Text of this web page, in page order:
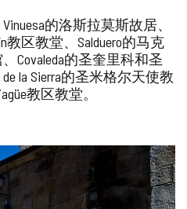
的洛斯拉莫斯故居、
教区教堂、Salduero的马克
Covaleda的圣奎里科和圣
la Sierra的圣米格尔天使教
教区教堂。